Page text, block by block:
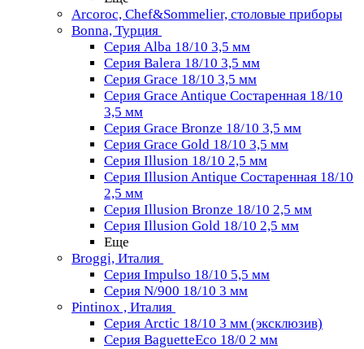
Arcoroc, Chef&Sommelier, столовые приборы
Bonna, Турция
Серия Alba 18/10 3,5 мм
Серия Balera 18/10 3,5 мм
Серия Grace 18/10 3,5 мм
Серия Grace Antique Состаренная 18/10
3,5 мм
Серия Grace Bronze 18/10 3,5 мм
Серия Grace Gold 18/10 3,5 мм
Серия Illusion 18/10 2,5 мм
Серия Illusion Antique Состаренная 18/10
2,5 мм
Серия Illusion Bronze 18/10 2,5 мм
Серия Illusion Gold 18/10 2,5 мм
Еще
Broggi, Италия
Серия Impulso 18/10 5,5 мм
Серия N/900 18/10 3 мм
Pintinox , Италия
Серия Arctic 18/10 3 мм (эксклюзив)
Серия BaguetteEco 18/0 2 мм